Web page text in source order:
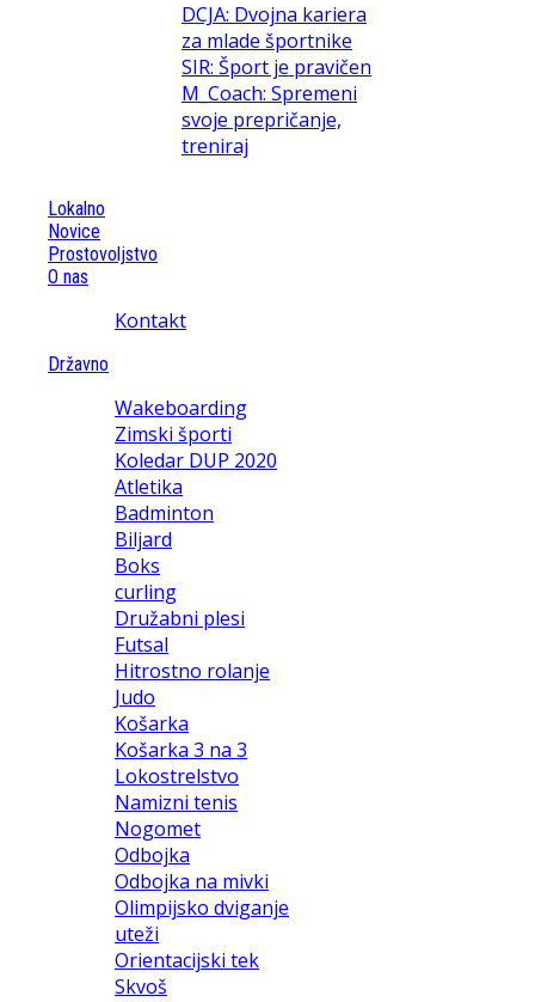
DCJA: Dvojna kariera
za mlade športnike
SIR: Šport je pravičen
M_Coach: Spremeni
svoje prepričanje,
treniraj
Lokalno
Novice
Prostovoljstvo
O nas
Kontakt
Državno
Wakeboarding
Zimski športi
Koledar DUP 2020
Atletika
Badminton
Biljard
Boks
curling
Družabni plesi
Futsal
Hitrostno rolanje
Judo
Košarka
Košarka 3 na 3
Lokostrelstvo
Namizni tenis
Nogomet
Odbojka
Odbojka na mivki
Olimpijsko dviganje
uteži
Orientacijski tek
Skvoš